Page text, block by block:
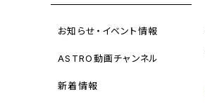
お知らせ・イベント情報
ASTRO動画チャンネル
新着情報